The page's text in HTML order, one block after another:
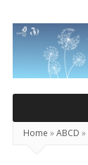
Real
Home »ABCD »